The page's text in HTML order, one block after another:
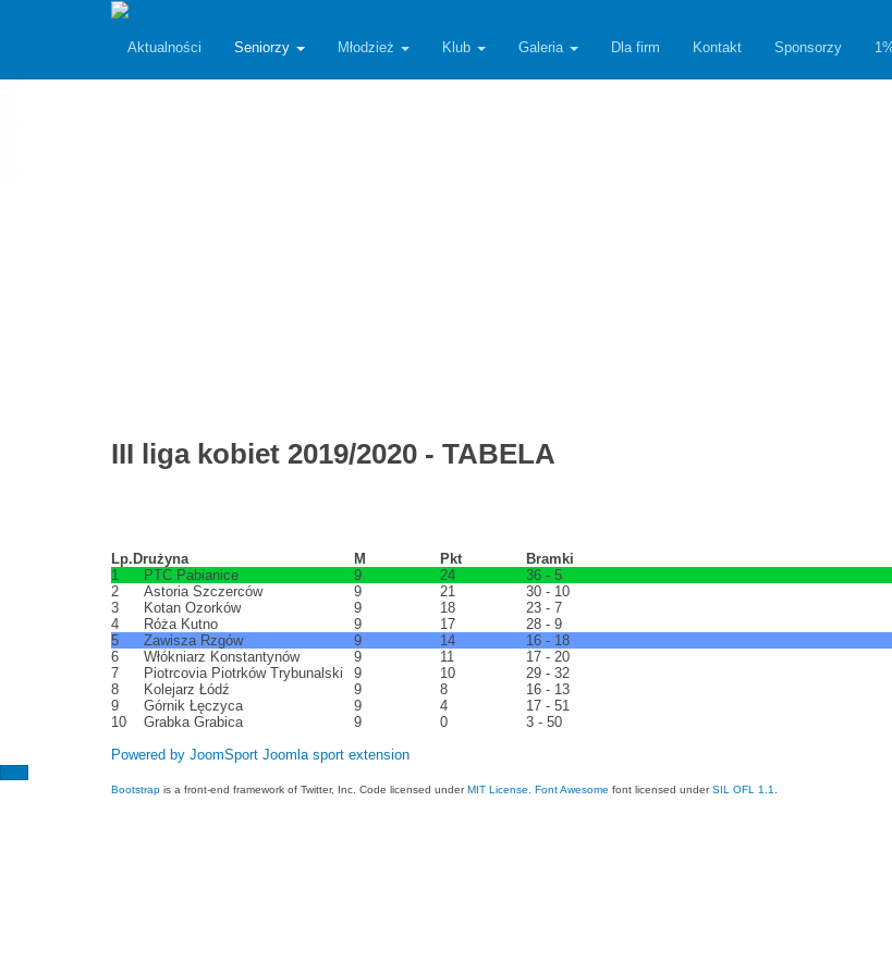
Aktualności Seniorzy Młodzież Klub Galeria Dla firm Kontakt Sponsorzy
III liga kobiet 2019/2020 - TABELA
Lp. Drużyna M Pkt
Bramki
1
PTC Pabianice 9 24
36 - 5
2
Astoria Szczerców 9 21
30 - 10
3
Kotan Ozorków 9 18
23 - 7
4
Róża Kutno 9 17
28 - 9
5
Zawisza Rzgów 9 14
16 - 18
6
Włókniarz Konstantynów 9 11
17 - 20
7
Piotrcovia Piotrków Trybunalski 9 10
29 - 32
8
Kolejarz Łódź 9 8
16 - 13
9
Górnik Łęczyca 9 4
17 - 51
10
Grabka Grabica 9 0 3 - 50
Powered by JoomSport Joomla sport extension
Bootstrap is a front-end framework of Twitter, Inc. Code licensed underMIT License. Font Awesome font licensed underSIL OFL 1.1